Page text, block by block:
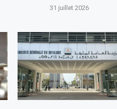
31 juillet 2026